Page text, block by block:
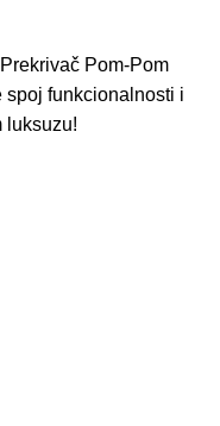
Pom-Pom
spoj funkcionalnosti i
luksuzu!